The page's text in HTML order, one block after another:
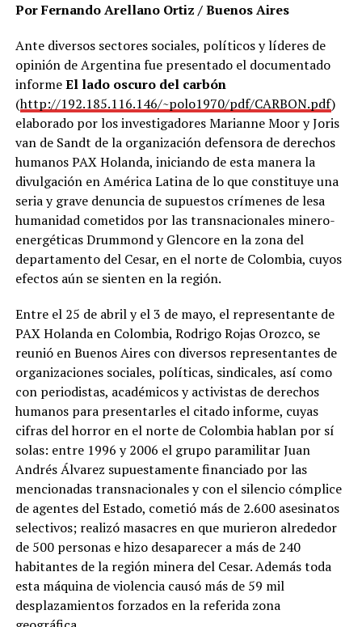
Por Fernando Arellano Ortiz / Buenos Aires
Ante diversos sectores sociales, políticos y líderes de
opinión de Argentina fue presentado el documentado
informeEl lado oscuro del carbón
(http://192.185.116.146/~polo1970/pdf/CARBON.pdf)
elaborado por los investigadores Marianne Moor y Joris
van de Sandt de la organización defensora de derechos
humanos PAX Holanda, iniciando de esta manera la
divulgación en América Latina de lo que constituye una
seria y grave denuncia de supuestos crímenes de lesa
humanidad cometidos por las transnacionales minero-
energéticas Drummond y Glencore en la zona del
departamento del Cesar, en el norte de Colombia, cuyos
efectos aún se sienten en la región.
Entre el 25 de abril y el 3 de mayo, el representante de
PAX Holanda en Colombia, Rodrigo Rojas Orozco, se
reunió en Buenos Aires con diversos representantes de
organizaciones sociales, políticas, sindicales, así como
con periodistas, académicos y activistas de derechos
humanos para presentarles el citado informe, cuyas
cifras del horror en el norte de Colombia hablan por sí
solas: entre 1996 y 2006 el grupo paramilitar Juan
Andrés Álvarez supuestamente financiado por las
mencionadas transnacionales y con el silencio cómplice
de agentes del Estado, cometió más de 2.600 asesinatos
selectivos; realizó masacres en que murieron alrededor
de 500 personas e hizo desaparecer a más de 240
habitantes de la región minera del Cesar. Además toda
esta máquina de violencia causó más de 59 mil
desplazamientos forzados en la referida zona